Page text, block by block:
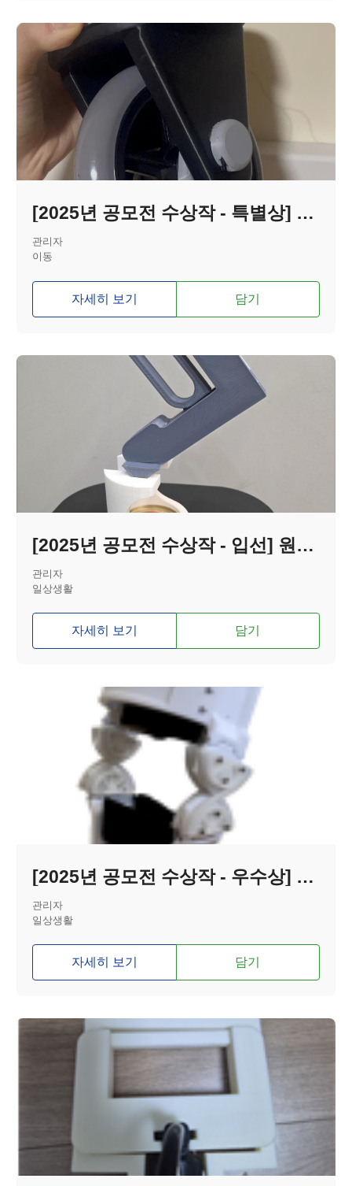
[2025년 공모전 수상작 - 특별상] 충격을 흡수하는 무방향 자동 브레이크 성인 보행기 바퀴
관리자
이동
자세히 보기 담기
[2025년 공모전 수상작 - 입선] 원핸드 통조림 캔 오프너
관리자
일상생활
자세히 보기 담기
[2025년 공모전 수상작 - 우수상] 고령자를 위한 컴를라이언트 매커니즘 무릎 보조기
관리자
일상생활
자세히 보기 담기